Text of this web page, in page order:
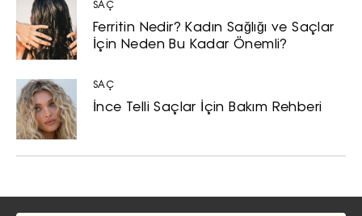
SAÇ
Ferritin Nedir? Kadın Sağlığı ve Saçlar
İçin Neden Bu Kadar Önemli?
SAÇ
İnce Telli Saçlar İçin Bakım Rehberi